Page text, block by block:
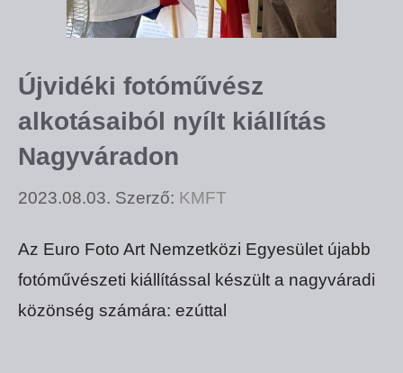
Újvidéki fotóművész
alkotásaiból nyílt kiállítás
Nagyváradon
2023.08.03. Szerző: KMFT
Az Euro Foto Art Nemzetközi Egyesület újabb
fotóművészeti kiállítással készült a nagyváradi
közönség számára: ezúttal